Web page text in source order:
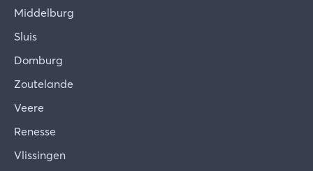
Middelburg
Sluis
Domburg
Zoutelande
Veere
Renesse
Vlissingen